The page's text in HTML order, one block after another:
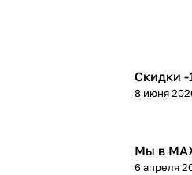
Скидки -
8 июня
Мы в
6 апреля